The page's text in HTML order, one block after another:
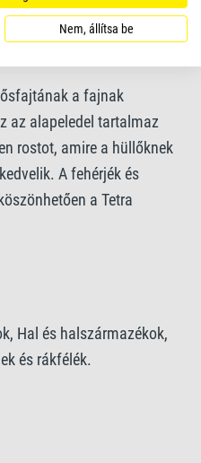
a fajnak
az alapeledel tartalmaz
rostot, amire a hüllőknek
A fehérjék és
a Tetra
a kiegyensúlyozott
összetétele
összességében jó
színezőanyagoktól és
egyedi receptúra
érdekében etetés
Hal és halszármazékok,
és rákfélék.
Nem, állítsa be